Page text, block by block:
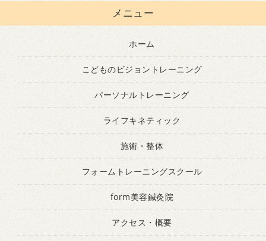
メニュー
ホーム
こどものビジョントレーニング
パーソナルトレーニング
ライフキネティック
施術・整体
フォームトレーニングスクール
form美容鍼灸院
アクセス・概要